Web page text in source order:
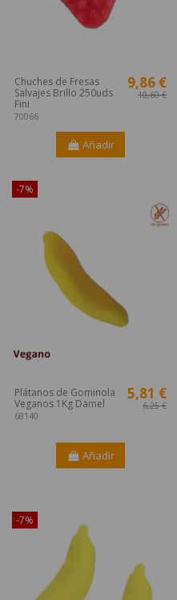
Chuches de Fresas
Salvajes Brillo 250uds
Fini
70066
9,86 €
10,60 €
Añadir
-7%
Plátanos de Gominola
Veganos 1Kg Damel
68140
5,81 €
6,25 €
Añadir
-7%